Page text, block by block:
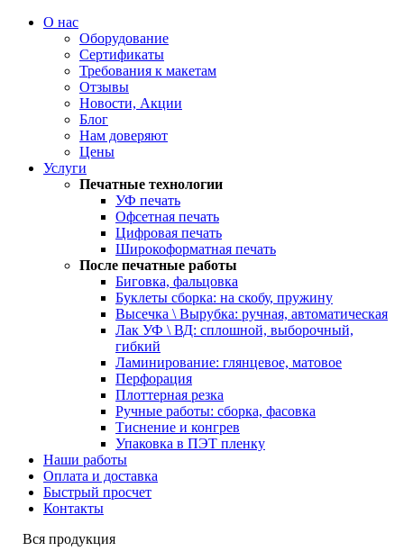
О нас
Оборудование
Сертификаты
Требования к макетам
Отзывы
Новости, Акции
Блог
Нам доверяют
Цены
Услуги
Печатные технологии
УФ печать
Офсетная печать
Цифровая печать
Широкоформатная печать
После печатные работы
Биговка, фальцовка
Буклеты сборка: на скобу, пружину
Высечка \ Вырубка: ручная, автоматическая
Лак УФ \ ВД: сплошной, выборочный,
гибкий
Ламинирование: глянцевое, матовое
Перфорация
Плоттерная резка
Ручные работы: сборка, фасовка
Тиснение и конгрев
Упаковка в ПЭТ пленку
Наши работы
Оплата и доставка
Быстрый просчет
Контакты
Вся продукция